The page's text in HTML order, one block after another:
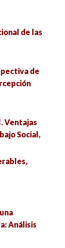
social,
Trabajo
en
y en la
del
Locales
y
2da
de las
de
Ventajas
Social,
Análisis